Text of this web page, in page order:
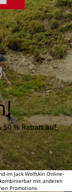
50 % Rabatt auf
im Jack Wolfskin Online-
mit anderen
Promotions.